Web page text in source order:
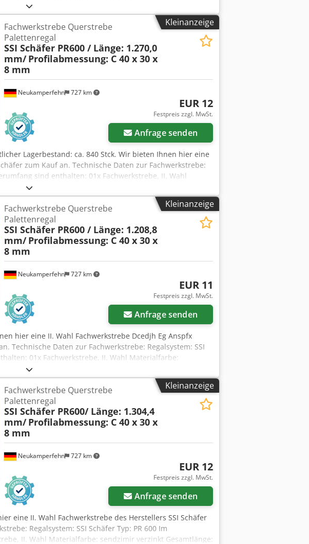
Kleinanzeige
Neukamperfehn 727 km
Fachwerkstrebe Querstrebe
Palettenregal
SSI Schäfer PR600 / Länge: 1.270,0
mm/ Profilabmessung: C 40 x 30 x
8 mm
EUR 12
Festpreis zzgl. MwSt.
Anfrage senden
Lagerbestand: ca. 840 Stck. Wir bieten Ihnen hier eine
zum Kauf an. Technische Daten zur Fachwerkstrebe:
sind enthalten: 01x Fachwerkstrebe, II. Wahl
ca. 1.270,0 mm Mitte-Mitte-Loch: ca. 1.230,0 mm
Loch: ca. 11 mm Dcsdpfx Ash Eg Agohujk Materialstärke:
Informationen zum Artikel: Dieser Artikel wird nur zur
Transport bzw. eine Versendung dieses Artikels ist
je nach Lieferort bzw. Lieferumfang bei uns
Kleinanzeige
Neukamperfehn 727 km
Fachwerkstrebe Querstrebe
Palettenregal
SSI Schäfer PR600 / Länge: 1.208,8
mm/ Profilabmessung: C 40 x 30 x
8 mm
EUR 11
Festpreis zzgl. MwSt.
Anfrage senden
hier eine II. Wahl Fachwerkstrebe Dcedjh Eg Anspfx
Technische Daten zur Fachwerkstrebe: Regalsystem: SSI
01x Fachwerkstrebe, II. Wahl Materialfarbe:
Mitte-Mitte-Loch: ca. 1.168,8 mm Profilabmessung: C 40 x
ca. 1,25 mm Allgemeine Informationen zum
Ein darüber hinaus gewünschter Transport bzw.
Kosten verbunden, welche gesondert je nach
werden können.
Kleinanzeige
Neukamperfehn 727 km
Fachwerkstrebe Querstrebe
Palettenregal
SSI Schäfer PR600/ Länge: 1.304,4
mm/ Profilabmessung: C 40 x 30 x
8 mm
EUR 12
Festpreis zzgl. MwSt.
Anfrage senden
eine II. Wahl Fachwerkstrebe des Herstellers SSI Schäfer
Regalsystem: SSI Schäfer Typ: PR 600 Im
II. Wahl Materialfarbe: sendzimir verzinkt Gesamtlänge: